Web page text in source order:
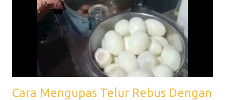
esok pagi. Bosen atuh bekel nasi uduk melulu😄😄
Cara Mengupas Telur Rebus Dengan